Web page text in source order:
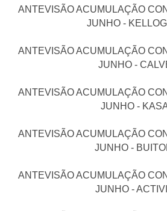
ANTEVISÃO ACUMULAÇÃO
JUNHO -
ANTEVISÃO ACUMULAÇÃO
JUNHO -
ANTEVISÃO ACUMULAÇÃO
JUNHO -
ANTEVISÃO ACUMULAÇÃO
JUNHO -
ANTEVISÃO ACUMULAÇÃO
JUNHO -